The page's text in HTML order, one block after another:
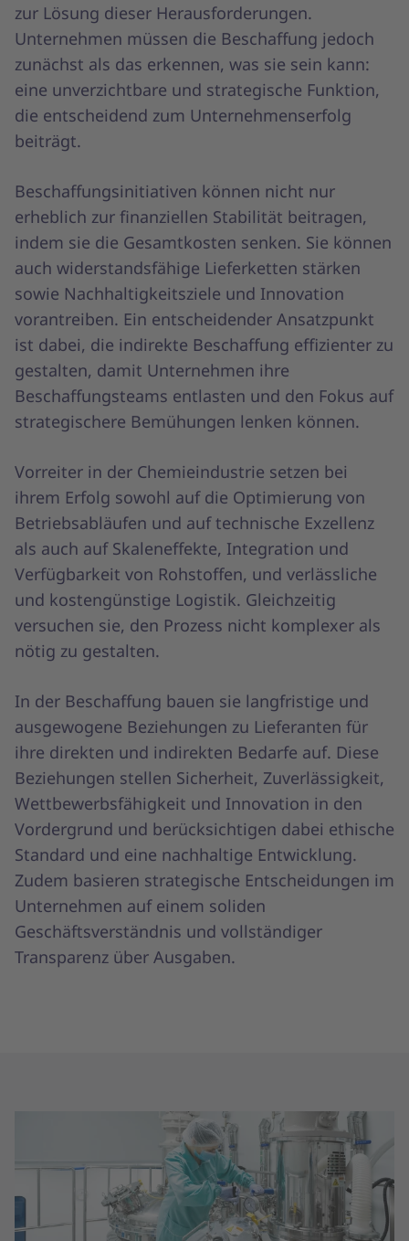
zur Lösung dieser Herausforderungen.
Unternehmen müssen die Beschaffung jedoch
zunächst als das erkennen, was sie sein kann:
eine unverzichtbare und strategische Funktion,
die entscheidend zum Unternehmenserfolg
beiträgt.
Beschaffungsinitiativen können nicht nur
erheblich zur finanziellen Stabilität beitragen,
indem sie die Gesamtkosten senken. Sie können
auch widerstandsfähige Lieferketten stärken
sowie Nachhaltigkeitsziele und Innovation
vorantreiben. Ein entscheidender Ansatzpunkt
ist dabei, die indirekte Beschaffung effizienter zu
gestalten, damit Unternehmen ihre
Beschaffungsteams entlasten und den Fokus auf
strategischere Bemühungen lenken können.
Vorreiter in der Chemieindustrie setzen bei
ihrem Erfolg sowohl auf die Optimierung von
Betriebsabläufen und auf technische Exzellenz
als auch auf Skaleneffekte, Integration und
Verfügbarkeit von Rohstoffen, und verlässliche
und kostengünstige Logistik. Gleichzeitig
versuchen sie, den Prozess nicht komplexer als
nötig zu gestalten.
In der Beschaffung bauen sie langfristige und
ausgewogene Beziehungen zu Lieferanten für
ihre direkten und indirekten Bedarfe auf. Diese
Beziehungen stellen Sicherheit, Zuverlässigkeit,
Wettbewerbsfähigkeit und Innovation in den
Vordergrund und berücksichtigen dabei ethische
Standard und eine nachhaltige Entwicklung.
Zudem basieren strategische Entscheidungen im
Unternehmen auf einem soliden
Geschäftsverständnis und vollständiger
Transparenz über Ausgaben.